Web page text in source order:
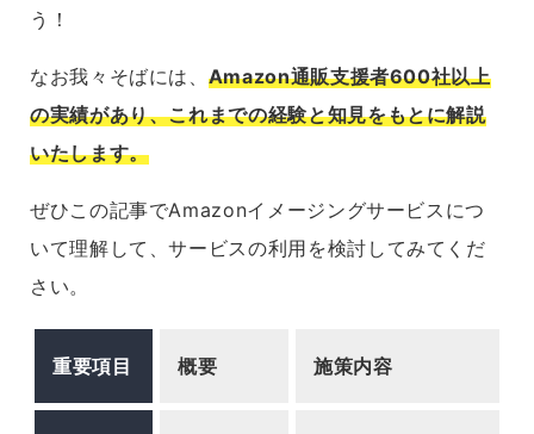
う！
なお我々そばには、 Amazon通販支援者600社以上
の実績があり、これまでの経験と知見をもとに解説
いたします。
ぜひこの記事でAmazonイメージングサービスにつ
いて理解して、サービスの利用を検討してみてくだ
さい。
重要項目 概要 施策内容